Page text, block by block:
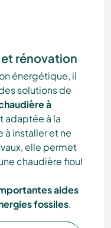
rénovation
énergétique, il
solutions de
à
adaptée à la
installer et ne
elle permet
chaudière fioul
aides
fossiles.